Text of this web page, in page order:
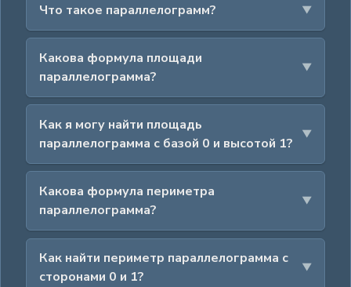
Что такое параллелограмм?
Какова формула площади
параллелограмма?
Как я могу найти площадь
параллелограмма с базой 0 и высотой 1?
Какова формула периметра
параллелограмма?
Как найти периметр параллелограмма с
сторонами 0 и 1?